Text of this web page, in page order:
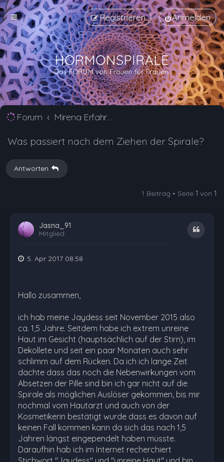
Anmelden
Registrieren
Forum Mirena Erfahrungsberichte und Nebenwirkungen
Was passiert nach dem Ziehen der Spirale?
Antworten
1 Beitrag • Seite 1 von 1
Jasna_91
Mitglied
Zitat
5. Apr 2017 08:58
Hallo zusammen,
ich hab meine Jaydess seit November 2015 also
ca. 1,5 Jahre. Seitdem habe ich extrem unreine
Haut im Gesicht (hauptsächlich auf der Stirn), im
Dekollete und seit ein paar Monaten auch sehr
schlimm auf dem Rücken. Da ich ich lange Zeit
dachte dass das noch die Nebenwirkungen vom
Absetzen der Pille sind bin ich gar nicht auf die
Spirale als möglichen Auslöser gekommen, bis mir
nochmal vom Hautarzt und auch von der
Kosmetikerin bestätigt wurde dass es davon auf
keinen Fall kommen kann da sich das nach 1,5
Jahren längst eingependelt haben müsste.
Daraufhin hab ich im Internet recherchiert